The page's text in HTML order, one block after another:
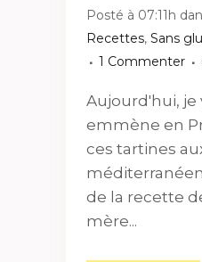
Posté à 07:11h
Recettes, Sans
1 Commenter
Aujourd'hui, je
emmène en
ces tartines
de la recette
mère...